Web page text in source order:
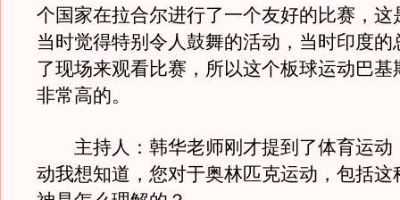
个国家在拉合尔进行了一个友好的比赛，这
当时觉得特别令人鼓舞的活动，当时印度的
了现场来观看比赛，所以这个板球运动巴基
非常高的。
主持人：韩华老师刚才提到了体育运动
动我想知道，您对于奥林匹克运动，包括这